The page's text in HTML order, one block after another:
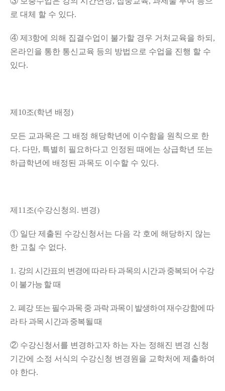
로 대체 할 수 있다.
④ 제 3항에 의해 집결수업이 불가할 경우 거처교육을 하되 ,
온라인을 통한 통신교육 등의 방법으로 수업을 진행 할 수
있다.
제 10조(학년 배정)
모든 교과목은 그 배정 해당학년에 이수함을 원칙으로 한
다. 다만, 특별히 필요하다고 인정된 때에는 상급학년 또는
하급학년에 배정된 과목도 이수할 수 있다.
제 11 조(수강신청의 . 변경)
① 일단 제출된 수강신청서는 다음 각 호에 해당하지 않는
한 고칠 수 없다.
1. 강의 시간표의 변경에 따라 타 과목의 시간과 중복되어 수강
이 불가능 할 때
2. 폐강 또는 필수과목 중 과락 과목이 발생하여 재수강함에 따
라 타 과목 시간과 중복될 때
② 수강신청서를 변경하고자 하는 자는 정해진 변경 신청
기간에 소정 서식의 수강신청 변경원을 교학처에 제출하여
야 한다.